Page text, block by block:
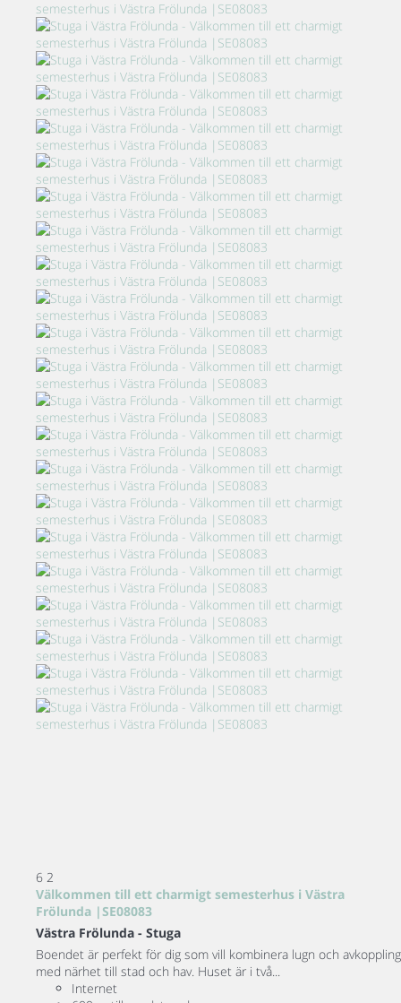
6 2
Välkommen till ett charmigt semesterhus i Västra
Frölunda |SE08083
Västra Frölunda - Stuga
Boendet är perfekt för dig som vill kombinera lugn och avkoppling
med närhet till stad och hav. Huset är i två...
Internet